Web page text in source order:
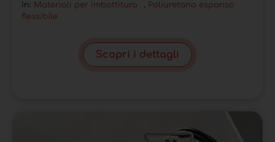
In: Materiali per imbottitura , Poliuretano espanso
flessibile
Scopri i dettagli